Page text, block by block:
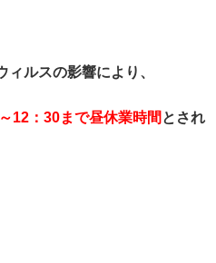
ルスの影響により、
12：30まで昼休業時間 とされ